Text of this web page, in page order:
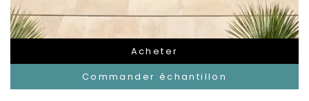
Acheter
Commander échantillon